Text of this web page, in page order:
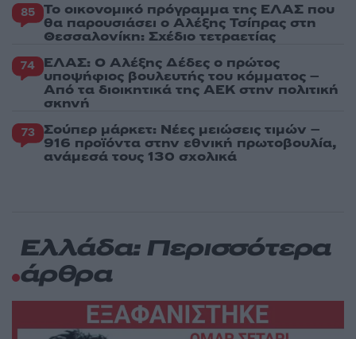
85 Το οικονομικό πρόγραμμα της ΕΛΑΣ που
θα παρουσιάσει ο Αλέξης Τσίπρας στη
Θεσσαλονίκη: Σχέδιο τετραετίας
74 ΕΛΑΣ: Ο Αλέξης Δέδες ο πρώτος
υποψήφιος βουλευτής του κόμματος –
Από τα διοικητικά της ΑΕΚ στην πολιτική
σκηνή
73 Σούπερ μάρκετ: Νέες μειώσεις τιμών –
916 προϊόντα στην εθνική πρωτοβουλία,
ανάμεσά τους 130 σχολικά
Ελλάδα: Περισσότερα
άρθρα